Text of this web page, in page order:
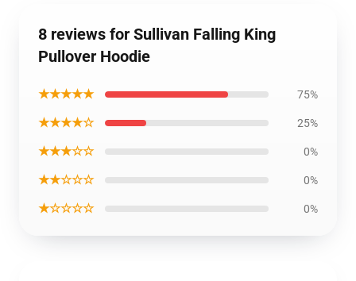
8 reviews for Sullivan Falling King
Pullover Hoodie
★★★★★ 75%
★★★★☆ 25%
★★★☆☆ 0%
★★☆☆☆ 0%
★☆☆☆☆ 0%